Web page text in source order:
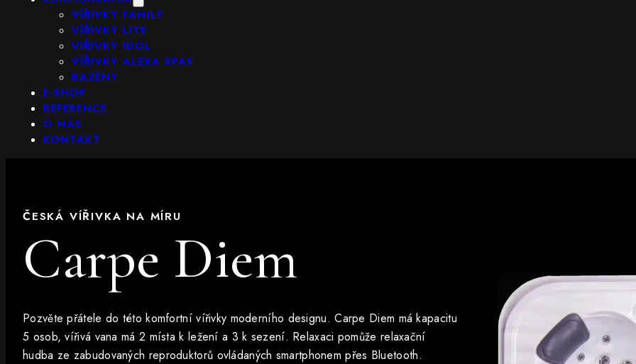
VÍŘIVKY FAMILY
VÍŘIVKY LITE
VÍŘIVKY IDOL
VÍŘIVKY ALEXA SPAS
BAZÉNY
E-SHOP
REFERENCE
O NÁS
KONTAKT
ČESKÁ VÍŘIVKA NA MÍRU
Carpe Diem
Pozvěte přátele do této komfortní vířivky moderního designu. Carpe Diem má kapacitu
5 osob, vířivá vana má 2 místa k ležení a 3 k sezení. Relaxaci pomůže relaxační
hudba ze zabudovaných reproduktorů ovládaných smartphonem přes Bluetooth.